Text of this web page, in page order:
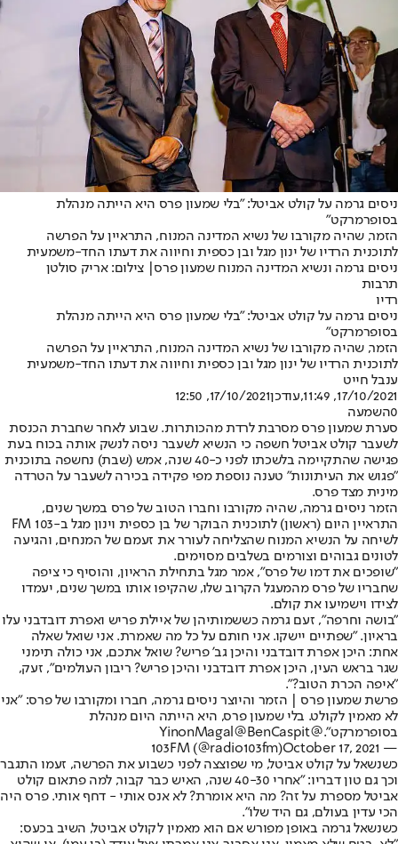
ניסים גרמה על קולט אביטל: "בלי שמעון פרס היא הייתה מנהלת
בסופרמרקט"
הזמר, שהיה מקורבו של נשיא המדינה המנוח, התראיין על הפרשה
לתוכנית הרדיו של ינון מגל ובן כספית וחיווה את דעתו החד-משמעית
ניסים גרמה ונשיא המדינה המנוח שמעון פרס| צילום: אריק סולטן
תרבות
רדיו
ניסים גרמה על קולט אביטל: "בלי שמעון פרס היא הייתה מנהלת
בסופרמרקט"
הזמר, שהיה מקורבו של נשיא המדינה המנוח, התראיין על הפרשה
לתוכנית הרדיו של ינון מגל ובן כספית וחיווה את דעתו החד-משמעית
ענבל חייט
17/10/2021, 11:49
,עודכן17/10/2021, 12:50
0השמעה
סערת שמעון פרס מסרבת לרדת מהכותרות. שבוע לאחר שחברת הכנסת
לשעבר קולט אביטל חשפה כי הנשיא לשעבר ניסה לנשק אותה בכוח בעת
פגישה שהתקיימה בלשכתו לפני כ-40 שנה, אמש (שבת) נחשפה בתוכנית
"פגוש את העיתונות" טענה נוספת מפי פקידה בכירה לשעבר על הטרדה
מינית מצד פרס.
הזמר ניסים גרמה, שהיה מקורבו וחברו הטוב של פרס במשך שנים,
התראיין היום (ראשון) לתוכנית הבוקר של בן כספית וינון מגל ב-103 FM
לשיחה על הנשיא המנוח שהצליחה לעורר את זעמם של המנחים, והגיעה
לטונים גבוהים וצורמים בשלבים מסוימים.
"שופכים את דמו של פרס", אמר מגל בתחילת הראיון, והוסיף כי ציפה
שחבריו של פרס מהמעגל הקרוב שלו, שהקיפו אותו במשך שנים, יעמדו
לצידו וישמיעו את קולם.
"בושה וחרפה", זעם גרמה כששמותיהן של איילת פריש ואפרת דובדבני עלו
בראיון. "שפתיים יישקו. אני חותם על כל מה שאמרת. אני שואל שאלה
אחת: היכן אפרת דובדבני והיכן גב' פריש? שואל אתכם, אני כולה תימני
שגר בראש העין, היכן אפרת דובדבני והיכן פריש? ריבון העולמים", זעק,
"איפה הכרת הטוב?".
פרשת שמעון פרס | הזמר והיוצר ניסים גרמה, חברו ומקורבו של פרס: "אני
לא מאמין לקולט. בלי שמעון פרס, היא הייתה היום מנהלת
בסופרמרקט".@YinonMagal
@BenCaspit
— 103FM (@radio103fm)
October 17, 2021
כשנשאל על קולט אביטל, מי שפוצצה לפני כשבוע את הפרשה, זעמו התגבר
וכך גם טון דבריו: "אחרי 40-30 שנה, האיש כבר קבור, למה פתאום קולט
אביטל מספרת על זה? מה היא אומרת? לא אנס אותי - דחף אותי. פרס היה
הכי עדין בעולם, גם היד שלו".
כשנשאל גרמה באופן מפורש אם הוא מאמין לקולט אביטל, השיב בכעס: